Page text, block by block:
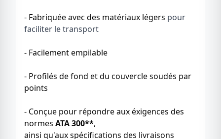
- Fabriquée avec des matériaux légers pour
faciliter le transport
- Facilement empilable
- Profilés de fond et du couvercle soudés par
points
- Conçue pour répondre aux éxigences des
normes ATA 300**,
ainsi qu'aux spécifications des livraisons